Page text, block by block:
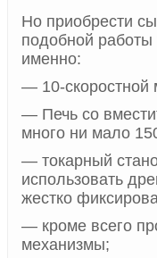
Но приобрести
подобной
именно:
— 10-скоростной
— Печь со
много ни мало
— токарный
использовать
жестко
— кроме всего
механизмы;